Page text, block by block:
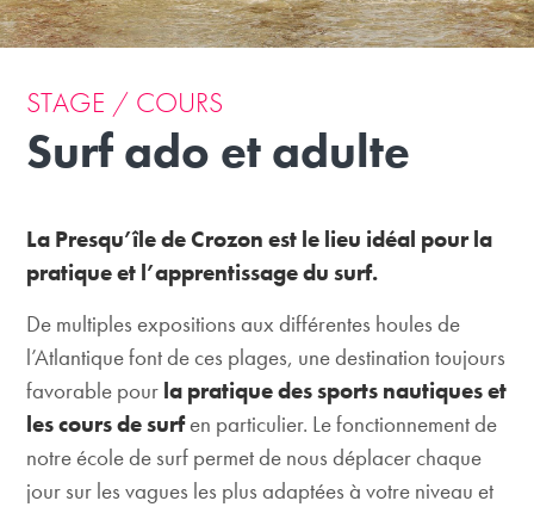
STAGE / COURS
Surf ado et adulte
La Presqu’île de Crozon est le lieu idéal pour la
pratique et l’apprentissage du surf.
De multiples expositions aux différentes houles de
l’Atlantique font de ces plages, une destination toujours
favorable pour la pratique des sports nautiques et
les cours de surfen particulier. Le fonctionnement de
notre école de surf permet de nous déplacer chaque
jour sur les vagues les plus adaptées à votre niveau et